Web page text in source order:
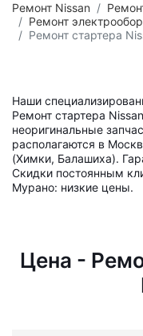
Ремонт Nissan
Ремонт
Ремонт стартера
Наши
Ремонт стартера
неоригинальные
располагаются в
(Химки, Балашиха).
Скидки постоянным
Мурано: низкие цены.
Цена -